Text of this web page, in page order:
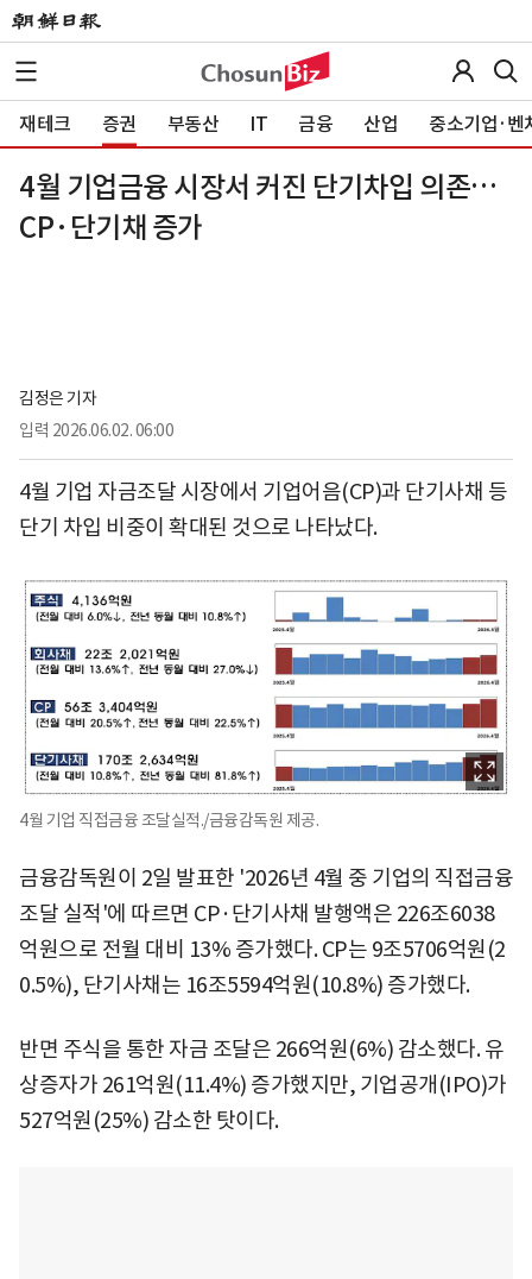
재테크 증권 부동산 IT 금융 산업 중소기업·벤
4월 기업금융 시장서 커진 단기차입 의존…
CP·단기채 증가
김정은 기자
입력 2026.06.02. 06:00
4월 기업 자금조달 시장에서 기업어음(CP)과 단기사채 등
단기 차입 비중이 확대된 것으로 나타났다.
4월 기업 직접금융 조달실적./금융감독원 제공.
금융감독원이 2일 발표한 '2026년 4월 중 기업의 직접금융
조달 실적'에 따르면 CP·단기사채 발행액은 226조6038
억원으로 전월 대비 13% 증가했다. CP는 9조5706억원(2
0.5%), 단기사채는 16조5594억원(10.8%) 증가했다.
반면 주식을 통한 자금 조달은 266억원(6%) 감소했다. 유
상증자가 261억원(11.4%) 증가했지만, 기업공개(IPO)가
527억원(25%) 감소한 탓이다.